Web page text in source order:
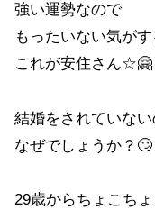
強い運勢なので
もったいない気が
これが安住さん☆🤗
結婚をされていない
なぜでしょうか？🙄
29歳からちょこちょ